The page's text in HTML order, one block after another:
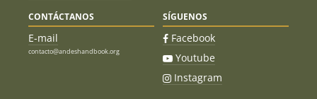
CONTÁCTANOS
E-mail
contacto@andeshandbook.org
SÍGUENOS
Facebook
Youtube
Instagram